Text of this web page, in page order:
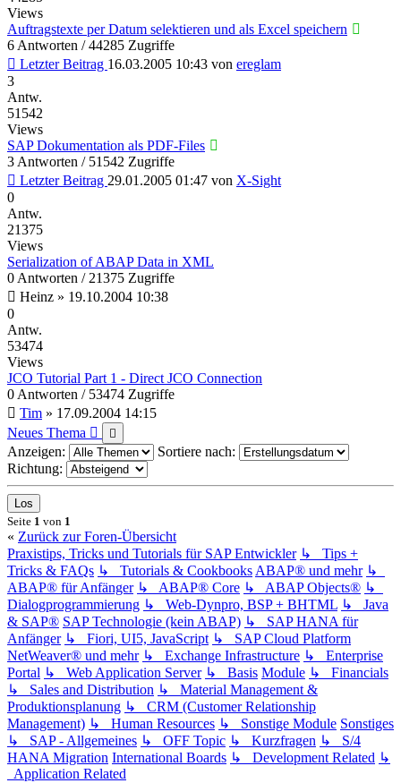
Views
Auftragstexte per Datum selektieren und als Excel speichern
6 Antworten / 44285 Zugriffe
Letzter Beitrag 16.03.2005 10:43 von ereglam
3
Antw.
51542
Views
SAP Dokumentation als PDF-Files
3 Antworten / 51542 Zugriffe
Letzter Beitrag 29.01.2005 01:47 von X-Sight
0
Antw.
21375
Views
Serialization of ABAP Data in XML
0 Antworten / 21375 Zugriffe
Heinz » 19.10.2004 10:38
0
Antw.
53474
Views
JCO Tutorial Part 1 - Direct JCO Connection
0 Antworten / 53474 Zugriffe
Tim » 17.09.2004 14:15
Neues Thema
Anzeigen:
Sortiere nach:
Richtung:
Seite 1 von 1
« Zurück zur Foren-Übersicht
Praxistips, Tricks und Tutorials für SAP Entwickler ↳ Tips +
Tricks & FAQs ↳ Tutorials & Cookbooks ABAP® und mehr ↳
ABAP® für Anfänger ↳ ABAP® Core ↳ ABAP Objects® ↳
Dialogprogrammierung ↳ Web-Dynpro, BSP + BHTML ↳ Java
& SAP® SAP Technologie (kein ABAP) ↳ SAP HANA für
Anfänger ↳ Fiori, UI5, JavaScript ↳ SAP Cloud Platform
NetWeaver® und mehr ↳ Exchange Infrastructure ↳ Enterprise
Portal ↳ Web Application Server ↳ Basis Module ↳ Financials
↳ Sales and Distribution ↳ Material Management &
Produktionsplanung ↳ CRM (Customer Relationship
Management) ↳ Human Resources ↳ Sonstige Module Sonstiges
↳ SAP - Allgemeines ↳ OFF Topic ↳ Kurzfragen ↳ S/4
HANA Migration International Boards ↳ Development Related ↳
Application Related